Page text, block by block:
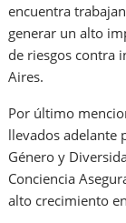
encuentra
generar un alto
de riesgos contra
Aires.
Por último
llevados adelante
Género y
Conciencia
alto crecimiento